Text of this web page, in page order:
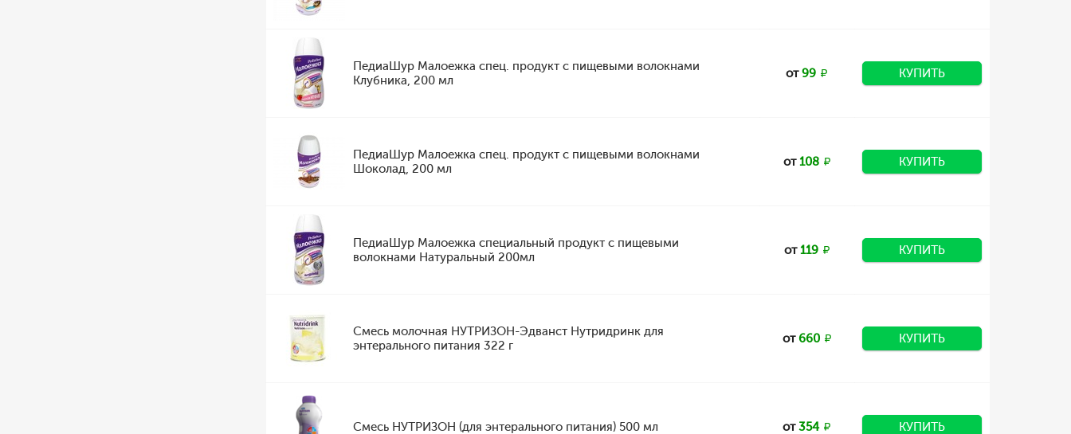
ПедиаШур Малоежка спец. продукт с пищевыми волокнами
Клубника, 200 мл
от99 КУПИТЬ
ПедиаШур Малоежка спец. продукт с пищевыми волокнами
Шоколад, 200 мл
от108 КУПИТЬ
ПедиаШур Малоежка специальный продукт с пищевыми
волокнами Натуральный 200мл
от119 КУПИТЬ
Смесь молочная НУТРИЗОН-Эдванст Нутридринк для
энтерального питания 322 г
от660 КУПИТЬ
Смесь НУТРИЗОН (для энтерального питания) 500 мл от354 КУПИТЬ